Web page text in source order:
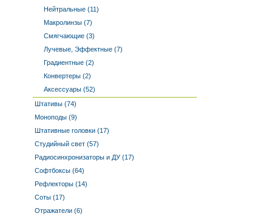
Нейтральные (11)
Макролинзы (7)
Смягчающие (3)
Лучевые, Эффектные (7)
Градиентные (2)
Конвертеры (2)
Аксессуары (52)
Штативы (74)
Моноподы (9)
Штативные головки (17)
Студийный свет (57)
Радиосинхронизаторы и ДУ (17)
Софтбоксы (64)
Рефлекторы (14)
Соты (17)
Отражатели (6)